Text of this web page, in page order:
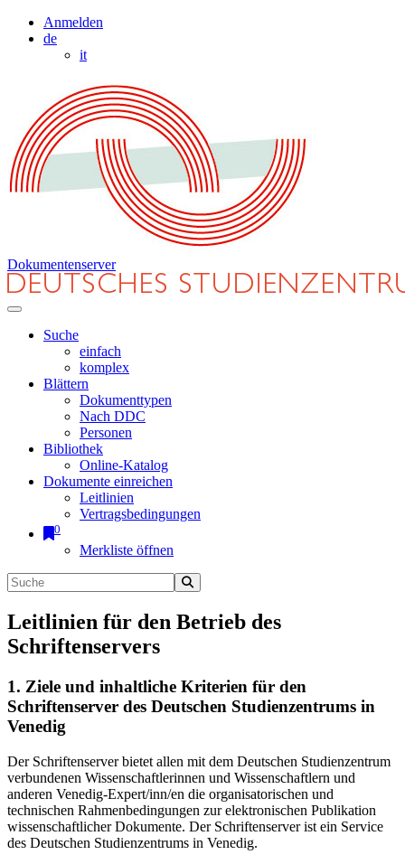
Anmelden
de
it
Dokumentenserver
Suche
einfach
komplex
Blättern
Dokumenttypen
Nach DDC
Personen
Bibliothek
Online-Katalog
Dokumente einreichen
Leitlinien
Vertragsbedingungen
0
Merkliste öffnen
Leitlinien für den Betrieb des
Schriftenservers
1. Ziele und inhaltliche Kriterien für den
Schriftenserver des Deutschen Studienzentrums in
Venedig
Der Schriftenserver bietet allen mit dem Deutschen Studienzentrum
verbundenen Wissenschaftlerinnen und Wissenschaftlern und
anderen Venedig-Expert/inn/en die organisatorischen und
technischen Rahmenbedingungen zur elektronischen Publikation
wissenschaftlicher Dokumente. Der Schriftenserver ist ein Service
des Deutschen Studienzentrums in Venedig.